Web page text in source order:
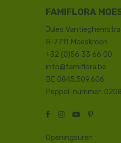
FAMIFLORA
Jules
B-7711 Moeskroen
+32 (0)56 33 66 00
info@famiflora.be
BE 0845.509.606
Peppol-nummer:
Openingsuren